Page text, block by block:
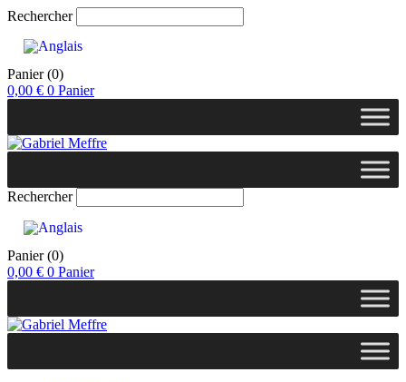
Rechercher
Panier (0)
0,00 € 0 Panier
Rechercher
Panier (0)
0,00 € 0 Panier